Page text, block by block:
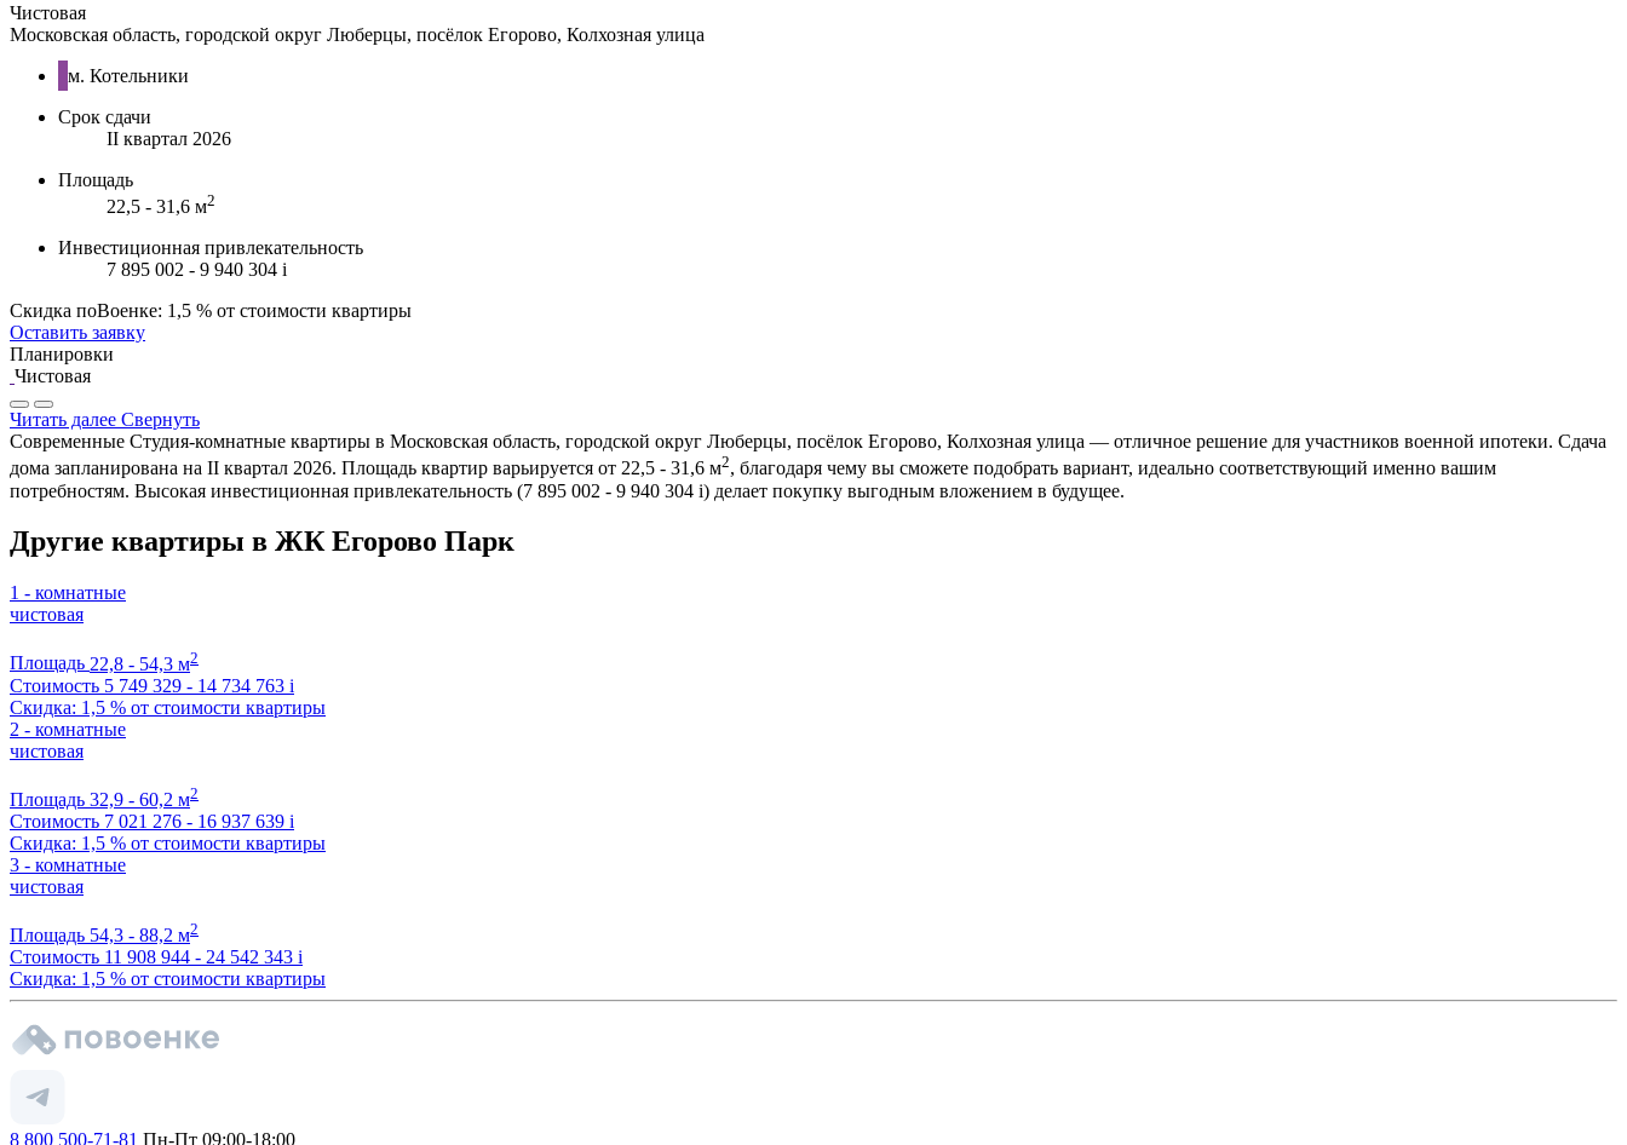
Чистовая
Московская область, городской округ Люберцы, посёлок Егорово, Колхозная улица
м. Котельники
Срок сдачи
II квартал 2026
Площадь
22,5 - 31,6 м2
Инвестиционная привлекательность
7 895 002 - 9 940 304 i
Скидка поВоенке: 1,5 % от стоимости квартиры
Оставить заявку
Планировки
Чистовая
Читать далее Свернуть
Современные Студия-комнатные квартиры в Московская область, городской округ Люберцы, посёлок Егорово, Колхозная улица — отличное решение для участников военной ипотеки. Сдача
дома запланирована на II квартал 2026. Площадь квартир варьируется от 22,5 - 31,6 м2, благодаря чему вы сможете подобрать вариант, идеально соответствующий именно вашим
потребностям. Высокая инвестиционная привлекательность (7 895 002 - 9 940 304 i) делает покупку выгодным вложением в будущее.
Другие квартиры в ЖК Егорово Парк
1 - комнатные
чистовая
Площадь 22,8 - 54,3 м2
Стоимость 5 749 329 - 14 734 763 i
Скидка: 1,5 % от стоимости квартиры
2 - комнатные
чистовая
Площадь 32,9 - 60,2 м2
Стоимость 7 021 276 - 16 937 639 i
Скидка: 1,5 % от стоимости квартиры
3 - комнатные
чистовая
Площадь 54,3 - 88,2 м2
Стоимость 11 908 944 - 24 542 343 i
Скидка: 1,5 % от стоимости квартиры
8 800 500-71-81 Пн-Пт 09:00-18:00